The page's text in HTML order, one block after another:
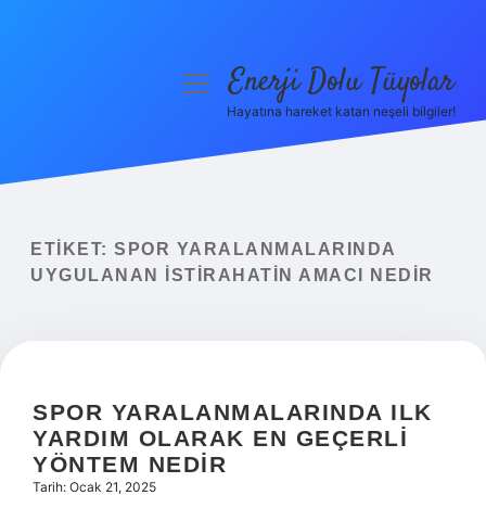
Yasal Uyarı
menüyüEnerji Dolu Tüyolar
Hayatına hareket katan neşeli bilgiler!
ETIKET: SPOR YARALANMALARINDA
UYGULANAN ISTIRAHATIN AMACI NEDIR
SPOR YARALANMALARINDA ILK
YARDIM OLARAK EN GEÇERLI
YÖNTEM NEDIR
Tarih: Ocak 21, 2025